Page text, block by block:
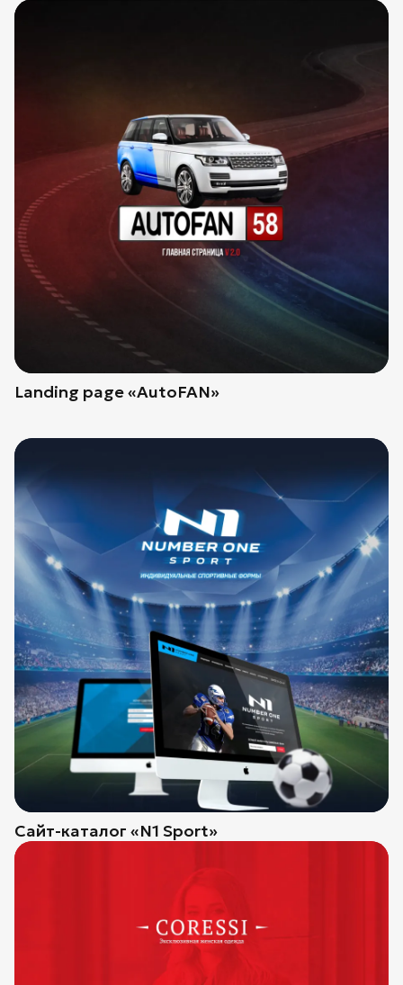
Landing page «AutoFAN»
Сайт-каталог «N1 Sport»